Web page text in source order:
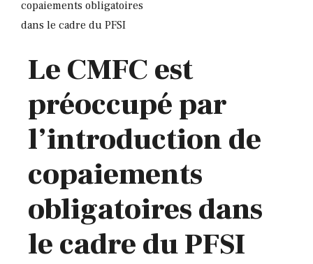
copaiements obligatoires
dans le cadre du PFSI
Le CMFC est
préoccupé par
l’introduction de
copaiements
obligatoires dans
le cadre du PFSI